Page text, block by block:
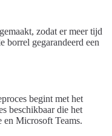
zodat er meer tijd
borrel gegarandeerd een
begint met het
beschikbaar die het
en Microsoft Teams.